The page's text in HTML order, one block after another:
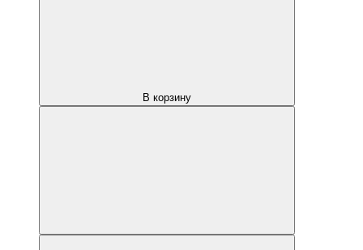
В корзину